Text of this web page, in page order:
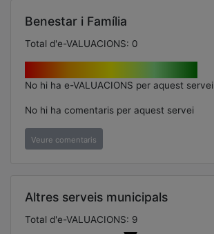
Benestar i Família
Total d'e-VALUACIONS: 0
No hi ha e-VALUACIONS per aquest servei
No hi ha comentaris per aquest servei
Veure comentaris
Altres serveis municipals
Total d'e-VALUACIONS: 9